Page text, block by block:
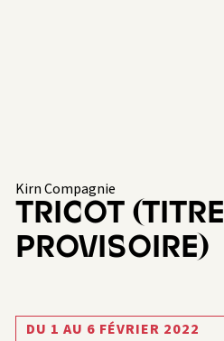
Kirn Compagnie
TRICOT (TITRE
PROVISOIRE)
DU 1 AU 6 FÉVRIER 2022